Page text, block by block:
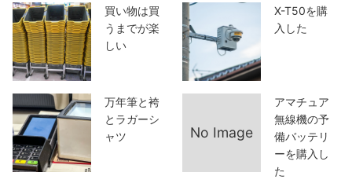
買い物は買
うまでが楽
しい
X-T50を購
入した
万年筆と袴
とラガーシ
ャツ
No Image
アマチュア
無線機の予
備バッテリ
ーを購入し
た